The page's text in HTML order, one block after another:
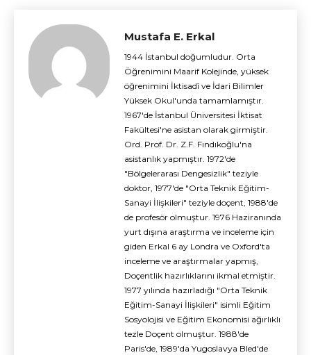
Mustafa E. Erkal
1944 İstanbul doğumludur. Orta
Öğrenimini Maarif Kolejinde, yüksek
öğrenimini İktisadî ve İdari Bilimler
Yüksek Okul'unda tamamlamıştır.
1967'de İstanbul Üniversitesi İktisat
Fakültesi'ne asistan olarak girmiştir.
Ord. Prof. Dr. Z.F. Fındıkoğlu'na
asistanlık yapmıştır. 1972'de
"Bölgelerarası Dengesizlik" teziyle
doktor, 1977'de "Orta Teknik Eğitim-
Sanayi İlişkileri" teziyle doçent, 1988'de
de profesör olmuştur. 1976 Haziranında
yurt dışına araştırma ve inceleme için
giden Erkal 6 ay Londra ve Oxford'ta
inceleme ve araştırmalar yapmış,
Doçentlik hazırlıklarını ikmal etmiştir.
1977 yılında hazırladığı "Orta Teknik
Eğitim-Sanayi İlişkileri" isimli Eğitim
Sosyolojisi ve Eğitim Ekonomisi ağırlıklı
tezle Doçent olmuştur. 1988'de
Paris'de, 1989'da Yugoslavya Bled'de